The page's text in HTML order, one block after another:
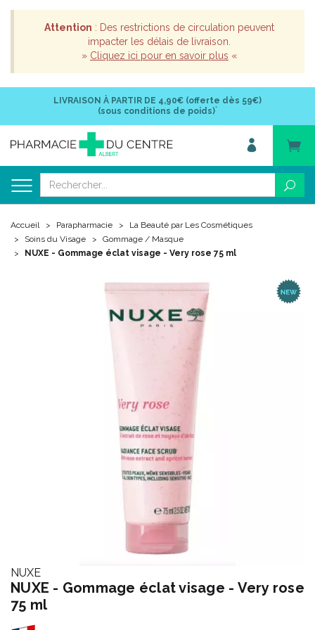
Attention : Des restrictions de circulation peuvent
impacter les délais de livraison.
» Cliquez ici pour en savoir plus «
LIVRAISON À PARTIR DE 4,90€ (offerte dès 59€)
(sous conditions de poids)*
Accueil Parapharmacie
La Beauté par Les Cosmétiques
Soins du Visage
Gommage / Masque
NUXE - Gommage éclat visage - Very rose 75 ml
NUXE
NUXE - Gommage éclat visage - Very rose
75 ml